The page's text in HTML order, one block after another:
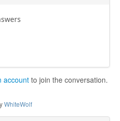
accountto join the conversation.
WhiteWolf